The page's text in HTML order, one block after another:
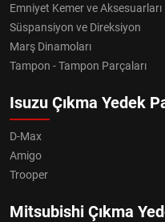
Emniyet Kemer ve Aksesuarları
Süspansiyon ve Direksiyon
Marş Dinamoları
Tampon - Tampon Parçaları
Isuzu Çıkma Yedek
D-Max
Amigo
Trooper
Mitsubishi Çıkma